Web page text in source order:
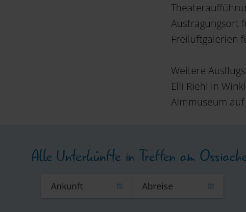
Austragungsort
Freiluftgalerien
Weitere
Elli Riehl in
Almmuseum
Alle Unterkünfte in Treffen am